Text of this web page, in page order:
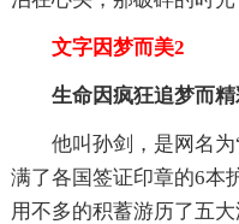
文字因梦而美2
生命因疯狂追梦而
他叫孙剑，是网名
满了各国签证印章的6本
用不多的积蓄游历了五